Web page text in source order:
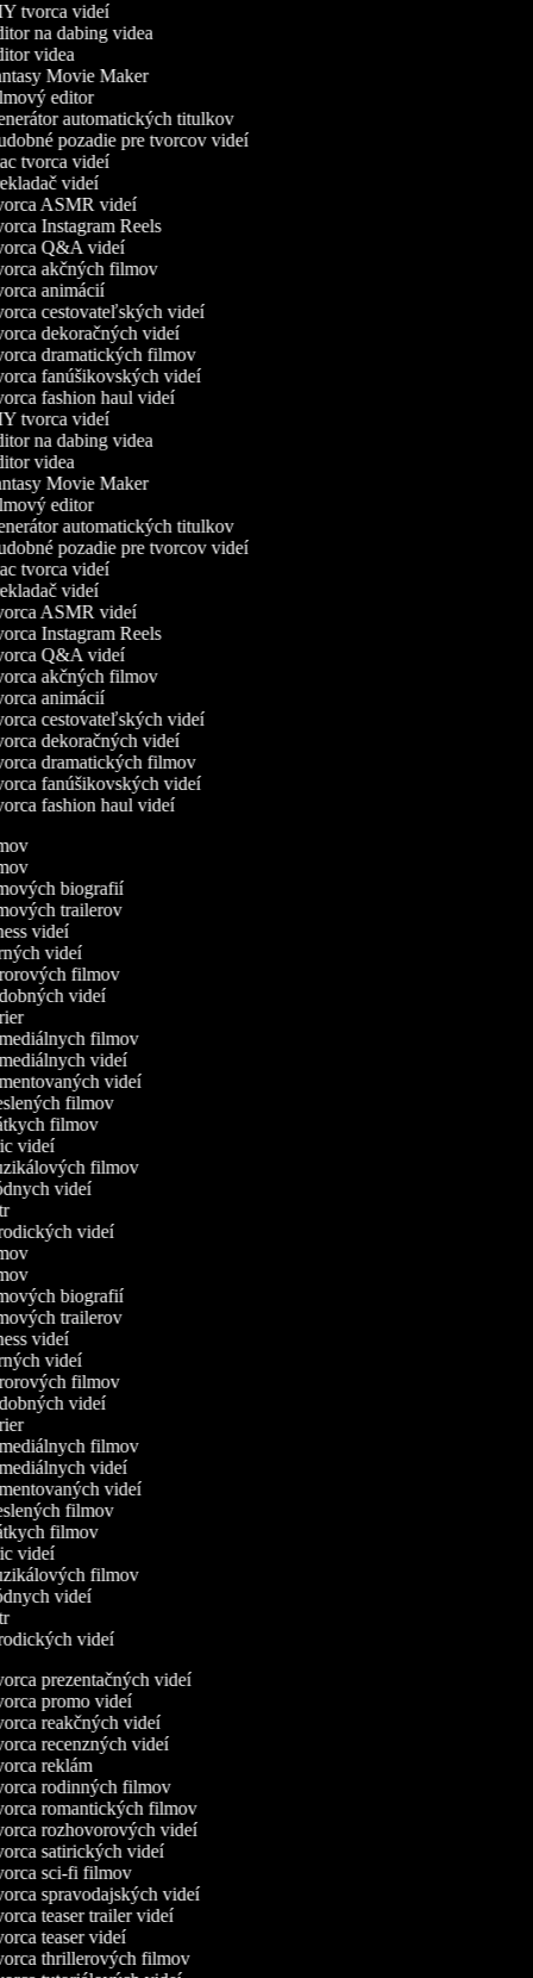
tvorca videí
na dabing videa
videa
Movie Maker
editor
automatických titulkov
pozadie pre tvorcov videí
tvorca videí
videí
ASMR videí
Instagram Reels
Q&A videí
akčných filmov
animácií
cestovateľských videí
dekoračných videí
dramatických filmov
fanúšikovských videí
fashion haul videí
tvorca videí
na dabing videa
videa
Movie Maker
editor
automatických titulkov
pozadie pre tvorcov videí
tvorca videí
videí
ASMR videí
Instagram Reels
Q&A videí
akčných filmov
animácií
cestovateľských videí
dekoračných videí
dramatických filmov
fanúšikovských videí
fashion haul videí
biografií
trailerov
videí
videí
filmov
videí
filmov
videí
videí
filmov
filmov
videí
filmov
videí
videí
biografií
trailerov
videí
videí
filmov
videí
filmov
videí
videí
filmov
filmov
videí
filmov
videí
videí
prezentačných videí
promo videí
reakčných videí
recenzných videí
reklám
rodinných filmov
romantických filmov
rozhovorových videí
satirických videí
sci-fi filmov
spravodajských videí
teaser trailer videí
teaser videí
thrillerových filmov